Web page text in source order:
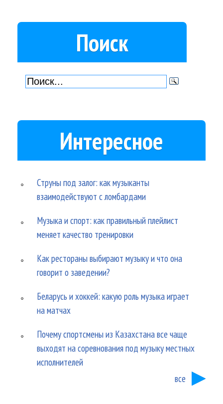
Поиск
Интересное
Струны под залог: как музыканты
взаимодействуют с ломбардами
Музыка и спорт: как правильный плейлист
меняет качество тренировки
Как рестораны выбирают музыку и что она
говорит о заведении?
Беларусь и хоккей: какую роль музыка играет
на матчах
Почему спортсмены из Казахстана все чаще
выходят на соревнования под музыку местных
исполнителей
все